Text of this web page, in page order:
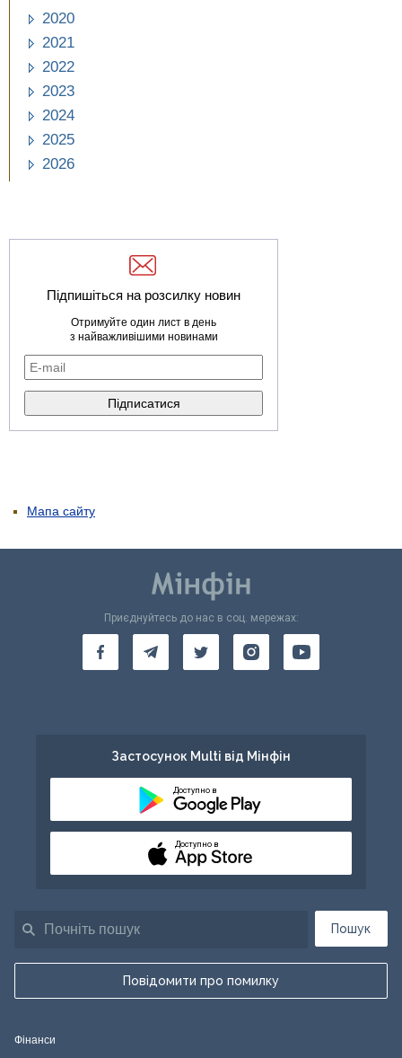
2020
2021
2022
2023
2024
2025
2026
Підпишіться на розсилку новин
Отримуйте один лист в день
з найважливішими новинами
Мапа сайту
Пошук
Повідомити про помилку
Приєднуйтесь до нас в соц. мережах:
Застосунок Multi від Мінфін
Доступно в
Доступно в
Фінанси